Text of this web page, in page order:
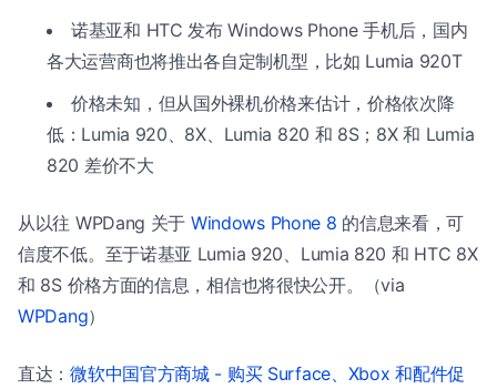
诺基亚和 HTC 发布 Windows Phone 手机后，国内
各大运营商也将推出各自定制机型，比如 Lumia 920T
价格未知，但从国外裸机价格来估计，价格依次降
低：Lumia 920、8X、Lumia 820 和 8S；8X 和 Lumia
820 差价不大
从以往 WPDang 关于 Windows Phone 8 的信息来看，可
信度不低。至于诺基亚 Lumia 920、Lumia 820 和 HTC 8X
和 8S 价格方面的信息，相信也将很快公开。（via
WPDang）
直达：微软中国官方商城 - 购买 Surface、Xbox 和配件促